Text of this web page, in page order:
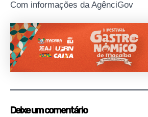
Com informações da AgênciGov
Deixe um comentário